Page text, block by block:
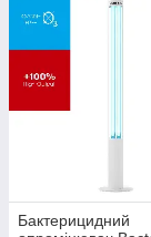
Бактерицидний